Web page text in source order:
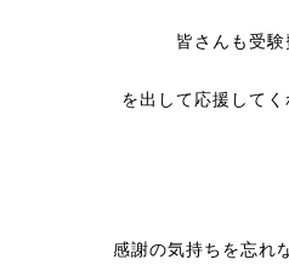
皆さんも受
を出して応援して
感謝の気持ちを忘れ